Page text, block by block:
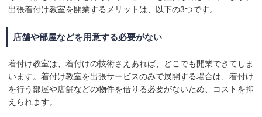
出張着付け教室を開業するメリットは、以下の3つです。
店舗や部屋などを用意する必要がない
着付け教室は、着付けの技術さえあれば、どこでも開業できてしま
います。着付け教室を出張サービスのみで展開する場合は、着付け
を行う部屋や店舗などの物件を借りる必要がないため、コストを抑
えられます。